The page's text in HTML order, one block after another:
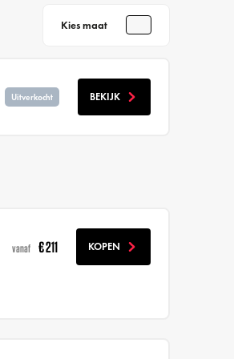
Kies maat
Uitverkocht BEKIJK
vanaf € 211 KOPEN